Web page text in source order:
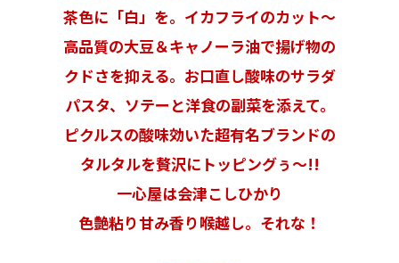
茶色に「白」を。イカフライのカット〜
高品質の大豆＆キャノーラ油で揚げ物の
クドさを抑える。お口直し酸味のサラダ
パスタ、ソテーと洋食の副菜を添えて。
ピクルスの酸味効いた超有名ブランドの
タルタルを贅沢にトッピングぅ〜!!
一心屋は会津こしひかり
色艶粘り甘み香り喉越し。それな！